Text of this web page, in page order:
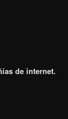
de internet.